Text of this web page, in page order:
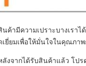
นค้ามีความเปราะบางเรา
เยี่ยมเพื่อให้มั่นใจในคุณภา
ลังจากได้รับสินค้าแล้ว โป